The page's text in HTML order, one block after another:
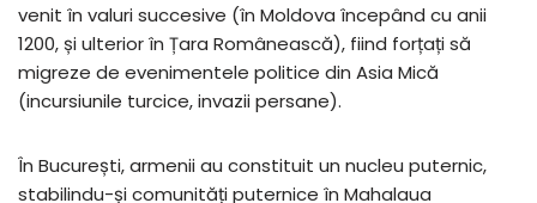
venit în valuri succesive (în Moldova începând cu anii
1200, și ulterior în Țara Românească), fiind forțați să
migreze de evenimentele politice din Asia Mică
(incursiunile turcice, invazii persane).
În București, armenii au constituit un nucleu puternic,
stabilindu-și comunități puternice în Mahalaua